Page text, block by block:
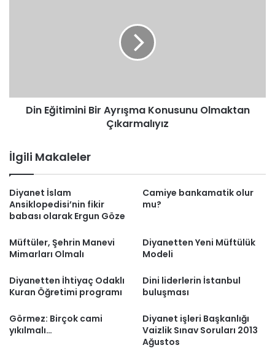
Din Eğitimini Bir Ayrışma Konusunu Olmaktan
Çıkarmalıyız
İlgili Makaleler
Diyanet İslam
Ansiklopedisi’nin fikir
babası olarak Ergun Göze
Camiye bankamatik olur
mu?
Müftüler, Şehrin Manevi
Mimarları Olmalı
Diyanetten Yeni Müftülük
Modeli
Diyanetten İhtiyaç Odaklı
Kuran Öğretimi programı
Dini liderlerin İstanbul
buluşması
Görmez: Birçok cami
yıkılmalı…
Diyanet işleri Başkanlığı
Vaizlik Sınav Soruları 2013
Ağustos